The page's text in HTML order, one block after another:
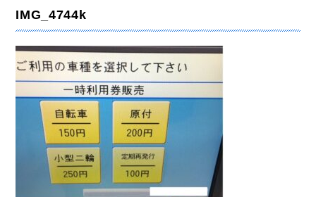
IMG_4744k